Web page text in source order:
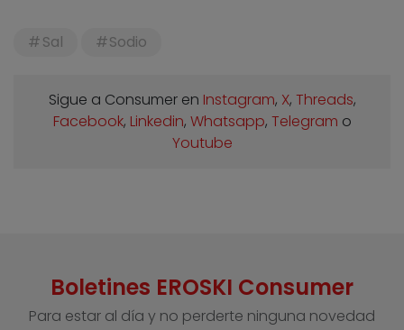
Sal Sodio
Sigue a Consumer en Instagram, X, Threads,
Facebook, Linkedin, Whatsapp, Telegram o
Youtube
Boletines EROSKI Consumer
Para estar al día y no perderte ninguna novedad